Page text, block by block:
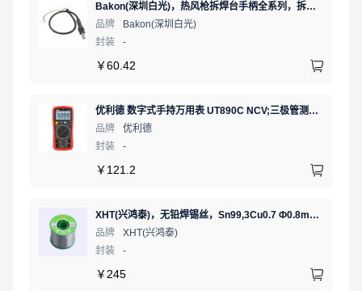
Bakon(深圳白光)，热风枪拆焊台手柄全系列，拆焊台手柄(联合蓝)，HF850D-853B
品牌
Bakon(深圳白光)
封装
-
￥60.42
优利德 数字式手持万用表 UT890C NCV;三极管测试;二极管测试;火线辨别;真有效值;通断测试
品牌
优利德
封装
-
￥ 121.2
XHT(兴鸿泰)，无铅焊锡丝，Sn99,3Cu0.7 Ф0.8mm 500G，环保锡线，免洗焊锡丝/锡线,1卷（含松香）
品牌
XHT(兴鸿泰)
封装
-
￥ 245